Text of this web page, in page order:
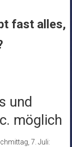
fast alles,
und
möglich
7. Juli: